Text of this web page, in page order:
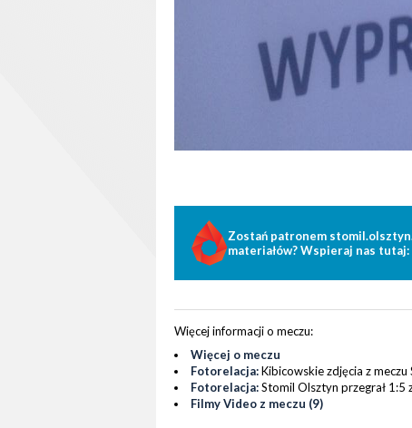
Zostań patronem
materiałów? Wspieraj nas tutaj:
Więcej informacji o meczu:
Więcej o meczu
Fotorelacja:Kibicowskie zdjęcia z
Fotorelacja:Stomil Olsztyn przegrał 1:5
Filmy Video z meczu (9)